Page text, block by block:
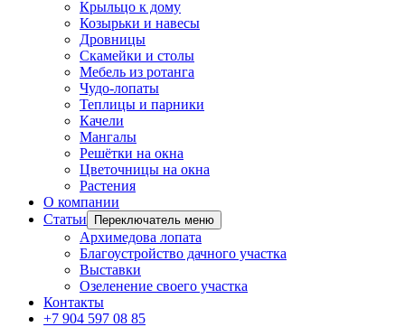
Крыльцо к дому
Козырьки и навесы
Дровницы
Скамейки и столы
Мебель из ротанга
Чудо-лопаты
Теплицы и парники
Качели
Мангалы
Решётки на окна
Цветочницы на окна
Растения
О компании
Статьи
Переключатель меню
Архимедова лопата
Благоустройство дачного участка
Выставки
Озеленение своего участка
Контакты
+7 904 597 08 85